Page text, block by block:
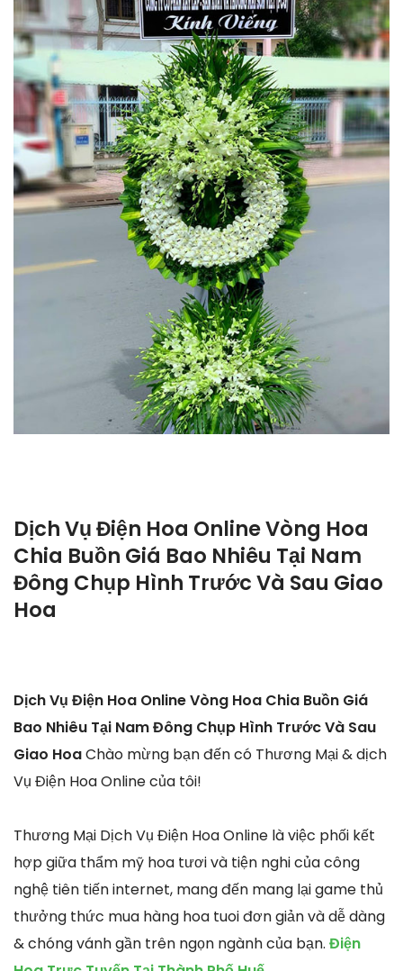
Dịch Vụ Điện Hoa Online Vòng Hoa
Chia Buồn Giá Bao Nhiêu Tại Nam
Đông Chụp Hình Trước Và Sau Giao
Hoa
Dịch Vụ Điện Hoa Online Vòng Hoa Chia Buồn Giá
Bao Nhiêu Tại Nam Đông Chụp Hình Trước Và Sau
Giao HoaChào mừng bạn đến có Thương Mại & dịch
Vụ Điện Hoa Online của tôi!
Thương Mại Dịch Vụ Điện Hoa Online là việc phối kết
hợp giữa thẩm mỹ hoa tươi và tiện nghi của công
nghệ tiên tiến internet, mang đến mang lại game thủ
thưởng thức mua hàng hoa tuoi đơn giản và dễ dàng
& chóng vánh gần trên ngọn ngành của bạn. Điện